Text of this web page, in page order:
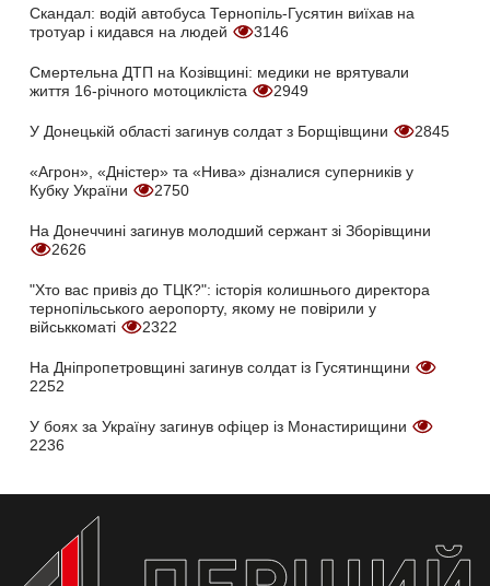
Скандал: водій автобуса Тернопіль-Гусятин виїхав на
тротуар і кидався на людей
3146
Смертельна ДТП на Козівщині: медики не врятували
життя 16-річного мотоцикліста
2949
У Донецькій області загинув солдат з Борщівщини 2845
«Агрон», «Дністер» та «Нива» дізналися суперників у
Кубку України
2750
На Донеччині загинув молодший сержант зі Зборівщини
2626
"Хто вас привіз до ТЦК?": історія колишнього директора
тернопільського аеропорту, якому не повірили у
військкоматі
2322
На Дніпропетровщині загинув солдат із Гусятинщини
2252
У боях за Україну загинув офіцер із Монастирищини
2236